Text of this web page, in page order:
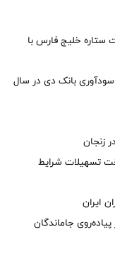
نفت ستاره خلیج فارس با
بانک دی در سال
زنجان
تسهیلات شرایط
ایران
جاماندگان